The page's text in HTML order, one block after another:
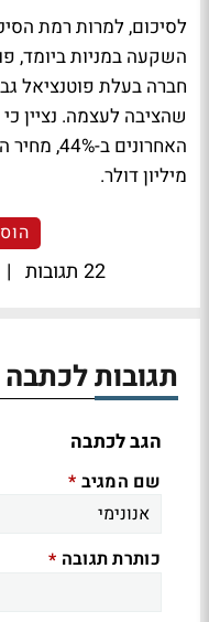
לסיכום, למרות רמת
השקעה במניות ביומד,
חברה בעלת פוטנציאל
מיליון דולר.
22 תגובות |
תגובות לכתבה
הגב לכתבה
שם המגיב *
כותרת תגובה *